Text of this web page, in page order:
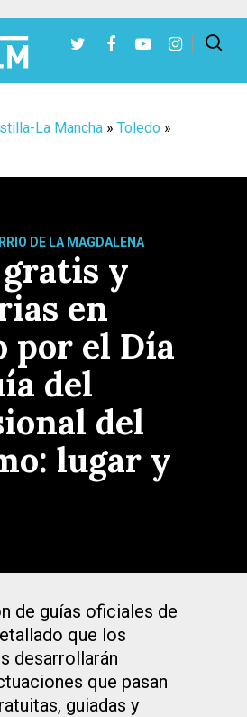
La Mancha » Toledo »
DE LA MAGDALENA
y
en
por el Día
del
del
lugar y
de guías oficiales de
que los
desarrollarán
que pasan
guiadas y